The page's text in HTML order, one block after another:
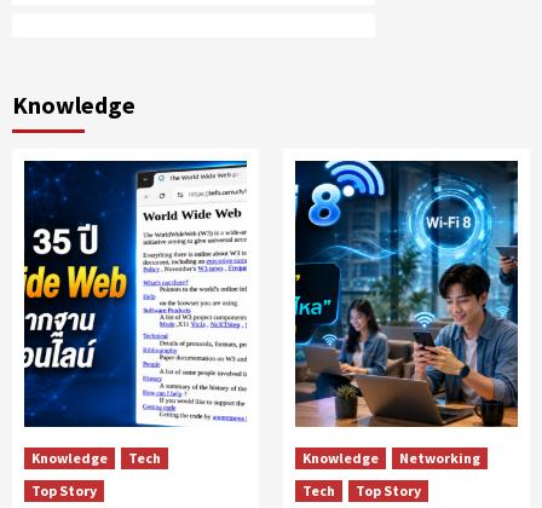
Knowledge
Knowledge
Tech
Top Story
Knowledge
Networking
Tech
Top Story